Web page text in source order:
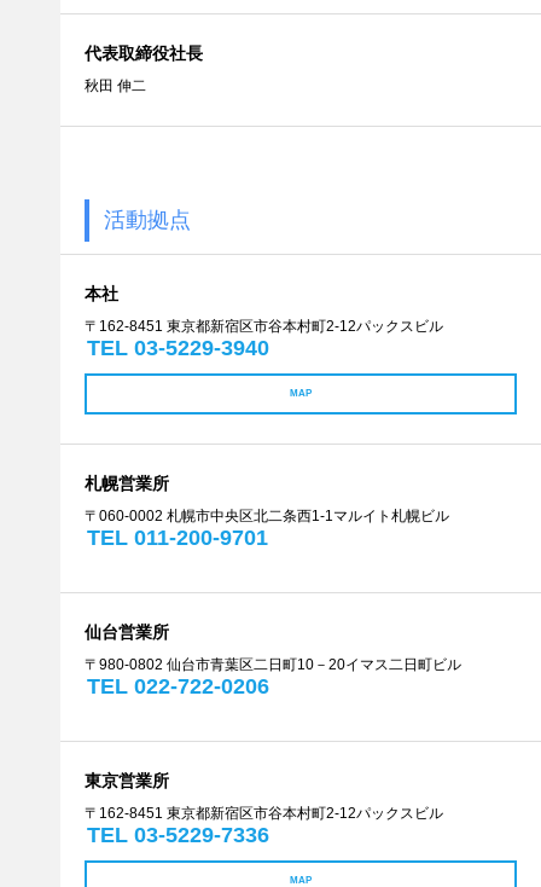
代表取締役社長
秋田 伸二
活動拠点
本社
〒162-8451 東京都新宿区市谷本村町2-12パックスビル
TEL 03-5229-3940
MAP
札幌営業所
〒060-0002 札幌市中央区北二条西1-1マルイト札幌ビル
TEL 011-200-9701
仙台営業所
〒980-0802 仙台市青葉区二日町10－20イマス二日町ビル
TEL 022-722-0206
東京営業所
〒162-8451 東京都新宿区市谷本村町2-12パックスビル
TEL 03-5229-7336
MAP